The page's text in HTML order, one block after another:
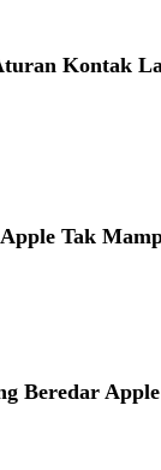
Kontak
Tak
Beredar